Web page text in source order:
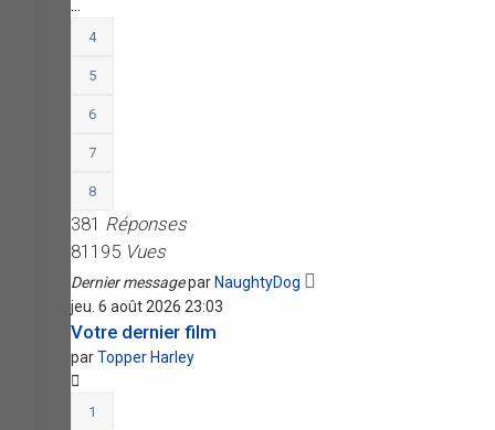
4
5
6
7
8
381 Réponses
81195 Vues
Dernier messagepar NaughtyDog
jeu. 6 août 2026 23:03
Votre dernier film
parTopper Harley
1